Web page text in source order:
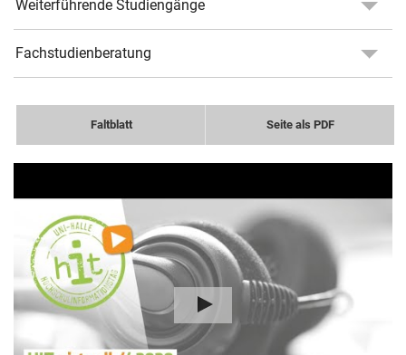
Weiterführende Studiengänge
Fachstudienberatung
Faltblatt Seite als PDF